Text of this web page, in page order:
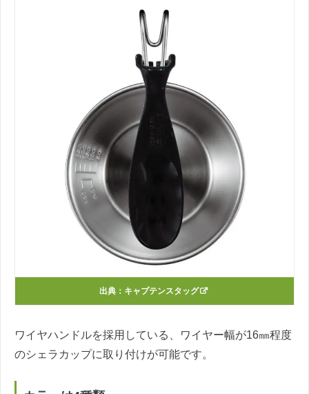
出典： キャプテンスタッグ
ワイヤハンドルを採用している、ワイヤー幅が16㎜程度
のシェラカップに取り付けが可能です。